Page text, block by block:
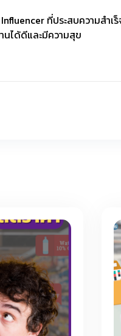
ที่ประสบความสำ
นได้ดีและมีความสุข